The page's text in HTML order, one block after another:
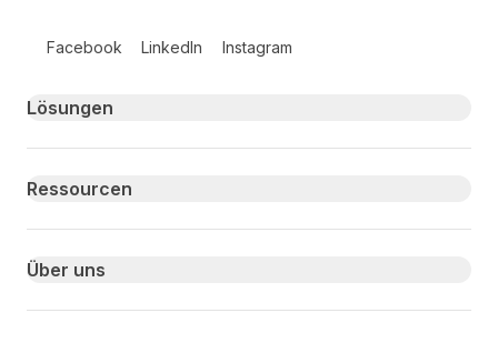
Facebook LinkedIn Instagram
Primary footer navigation
Lösungen
Ressourcen
Über uns